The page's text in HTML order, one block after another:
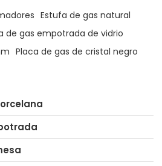
Estufa de gas natural
de gas empotrada de vidrio
Placa de gas de cristal negro